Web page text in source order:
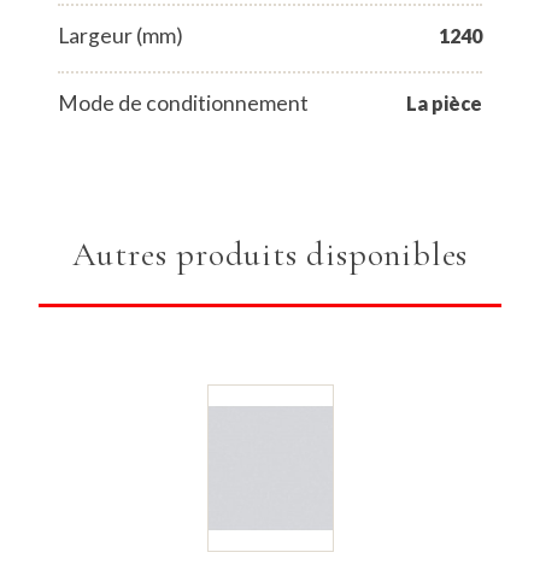
Largeur (mm) 1240
Mode de conditionnement La pièce
Autres produits disponibles